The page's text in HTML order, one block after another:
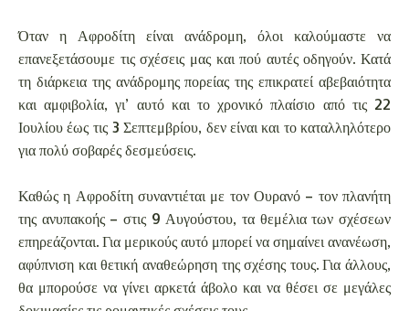
Όταν η Αφροδίτη είναι ανάδρομη, όλοι καλούμαστε να
επανεξετάσουμε τις σχέσεις μας και πού αυτές οδηγούν. Κατά
τη διάρκεια της ανάδρομης πορείας της επικρατεί αβεβαιότητα
και αμφιβολία, γι’ αυτό και το χρονικό πλαίσιο από τις 22
Ιουλίου έως τις 3 Σεπτεμβρίου, δεν είναι και το καταλληλότερο
για πολύ σοβαρές δεσμεύσεις.
Καθώς η Αφροδίτη συναντιέται με τον Ουρανό – τον πλανήτη
της ανυπακοής – στις 9 Αυγούστου, τα θεμέλια των σχέσεων
επηρεάζονται. Για μερικούς αυτό μπορεί να σημαίνει ανανέωση,
αφύπνιση και θετική αναθεώρηση της σχέσης τους. Για άλλους,
θα μπορούσε να γίνει αρκετά άβολο και να θέσει σε μεγάλες